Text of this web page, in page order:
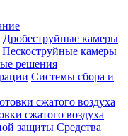
Дробеструйные камеры
Пескоструйные камеры
решения
Системы сбора и
сжатого воздуха
Средства